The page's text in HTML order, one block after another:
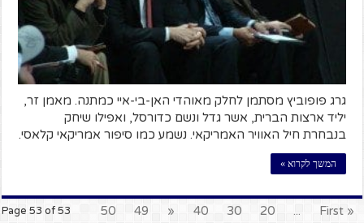
גרג פופוביץ מסתמן לחלק מאוהדי האן-בי-איי כמתנה. מאמן זר,
יליד ארצות הברית, אשר גדל ונשם כדורסל, ואפילו שיחק
בנבחרת חיל האוויר האמריקאי. נשמע כמו סיפור אמריקאי קלאסי.
המשך לקרוא »
Page 53 of 53 « First
...
20
30
40
«
49
50